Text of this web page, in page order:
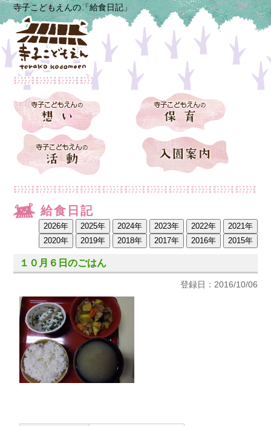
寺子こどもえんの「給食日記」
給食日記
１０月６日のごはん
登録日：2016/10/06